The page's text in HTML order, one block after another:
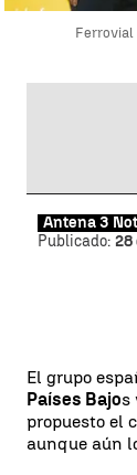
Ferrovial
Antena 3
Publicado: 28
El grupo
Países Bajos
propuesto el
aunque aún